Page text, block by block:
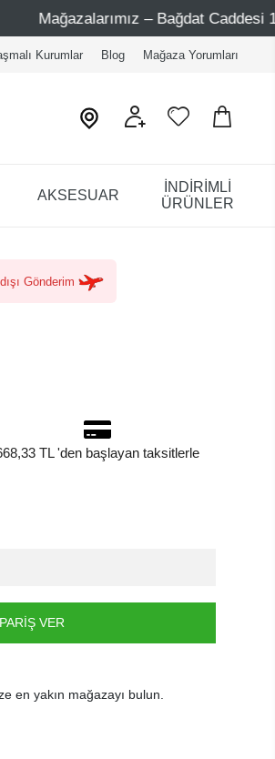
– Bağdat Caddesi 1 - Bağdat
Kurumlar Blog Mağaza Yorumları
AKSESUAR
İNDİRİMLİ
ÜRÜNLER
Gönderim
TL 'den başlayan taksitlerle
VER
en yakın mağazayı bulun.